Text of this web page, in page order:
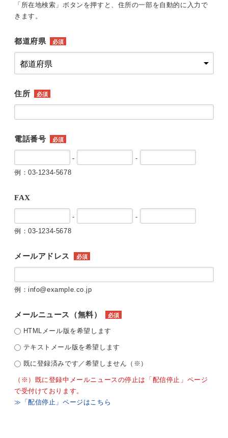
「所在地検索」ボタンを押すと、住所の一部を自動的に入力で
きます。
都道府県 必須
住所 必須
電話番号 必須
-
-
例：03-1234-5678
FAX
-
-
例：03-1234-5678
メールアドレス 必須
例：info@example.co.jp
メールニュース（無料） 必須
HTMLメール版を希望します
テキストメール版を希望します
既に登録済みです／希望しません（※）
（※）既に登録中メールニュースの停止は「配信停止」ページ
で受付けております。
≫「配信停止」ページはこちら